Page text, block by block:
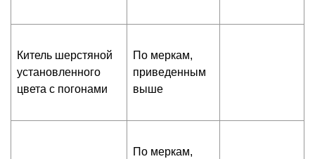
Китель шерстяной
установленного
цвета с погонами
По меркам,
приведенным
выше
По меркам,